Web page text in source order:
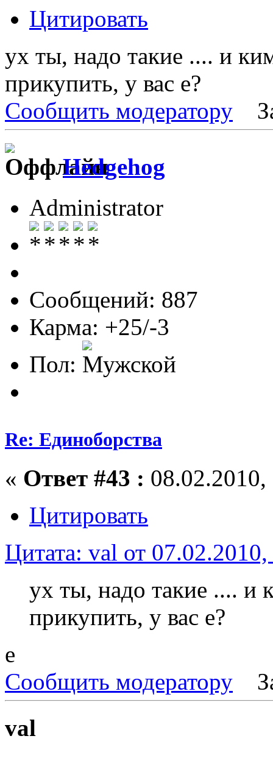
Цитировать
ух ты, надо такие .... и
прикупить, у вас е?
Сообщить модератору
Hedgehog
Administrator
Сообщений: 887
Карма: +25/-3
Пол:
Re: Единоборства
« Ответ #43 :
Цитировать
Цитата: val от
ух ты, надо такие .... и
прикупить, у вас е?
e
Сообщить модератору
val